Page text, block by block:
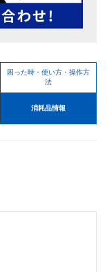
困った時・使い方・操作方
法
消耗品情報